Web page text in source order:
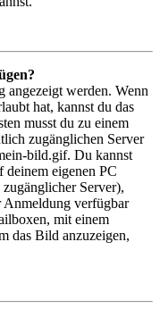
angezeigt werden. Wenn
hat, kannst du das
musst du zu einem
zugänglichen Server
bild.gif. Du kannst
eigenen PC
Server),
Anmeldung verfügbar
mit einem
das Bild anzuzeigen,